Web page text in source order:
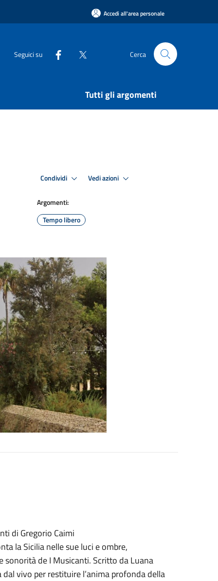
Accedi all'area personale
Seguici su Cerca
Tutti gli argomenti
Condividi Vedi azioni
Argomenti:
Tempo libero
di Gregorio Caimi
la Sicilia nelle sue luci e ombre,
sonorità de I Musicanti. Scritto da Luana
vivo per restituire l’anima profonda della